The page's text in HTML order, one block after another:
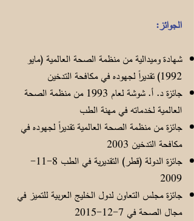
الجوائز:
شهادة وميدالية من منظمة الصحة العالمية (مايو
1992) تقديراً لجهوده في مكافحة التدخين
جائزة د. أ. شوشة لعام 1993 من منظمة الصحة
العالمية لخدماته في مهنة الطب
جائزة من منظمة الصحة العالمية تقديراً لجهوده في
مكافحة التدخين 2003
جائزة الدولة (قطر) التقديرية في الطب
8-11-
2009
جائزة مجلس التعاون لدول الخليج العربية للتميز في
مجال الصحة في 7-12-2015